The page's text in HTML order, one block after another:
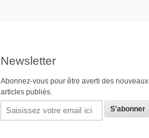
Newsletter
Abonnez-vous pour être averti des nouveaux
articles publiés.
Email